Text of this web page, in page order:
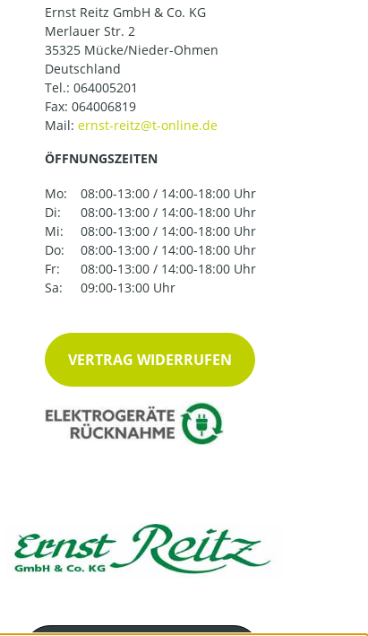
Ernst Reitz GmbH & Co. KG
Merlauer Str. 2
35325 Mücke/Nieder-Ohmen
Deutschland
Tel.: 064005201
Fax: 064006819
Mail:
ÖFFNUNGSZEITEN
Mo:
08:00-13:00 / 14:00-18:00 Uhr
Di:
08:00-13:00 / 14:00-18:00 Uhr
Mi:
08:00-13:00 / 14:00-18:00 Uhr
Do:
08:00-13:00 / 14:00-18:00 Uhr
Fr:
08:00-13:00 / 14:00-18:00 Uhr
Sa:
09:00-13:00 Uhr
VERTRAG WIDERRUFEN